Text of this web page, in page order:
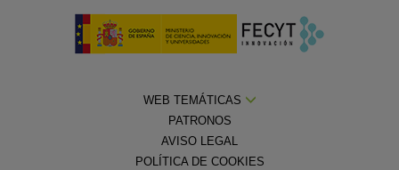
WEB TEMÁTICAS
PATRONOS
AVISO LEGAL
POLÍTICA DE COOKIES